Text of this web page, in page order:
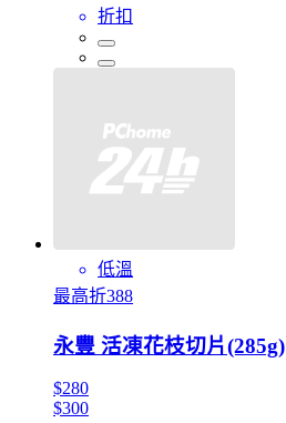
折扣
低溫
最高折388
永豐 活凍花枝切片(285g)
$280
$300